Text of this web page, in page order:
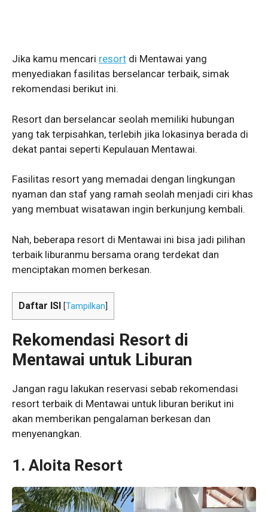
Jika kamu mencari resort di Mentawai yang
menyediakan fasilitas berselancar terbaik, simak
rekomendasi berikut ini.
Resort dan berselancar seolah memiliki hubungan
yang tak terpisahkan, terlebih jika lokasinya berada di
dekat pantai seperti Kepulauan Mentawai.
Fasilitas resort yang memadai dengan lingkungan
nyaman dan staf yang ramah seolah menjadi ciri khas
yang membuat wisatawan ingin berkunjung kembali.
Nah, beberapa resort di Mentawai ini bisa jadi pilihan
terbaik liburanmu bersama orang terdekat dan
menciptakan momen berkesan.
Daftar ISI [Tampilkan
Rekomendasi Resort di
Mentawai untuk Liburan
Jangan ragu lakukan reservasi sebab rekomendasi
resort terbaik di Mentawai untuk liburan berikut ini
akan memberikan pengalaman berkesan dan
menyenangkan.
1. Aloita Resort